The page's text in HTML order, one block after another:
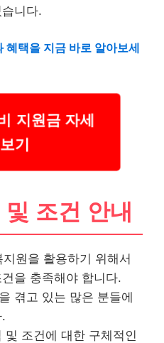
니다.
혜택을 지금 바로 알아보세
지원금 자세
기
조건 안내
원을 활용하기 위해서
을 충족해야 합니다.
겪고 있는 많은 분들에
조건에 대한 구체적인